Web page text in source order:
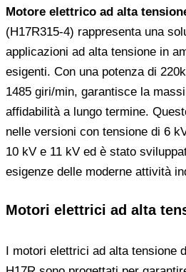
Motore elettrico ad alta
(H17R315-4) rappresenta una
applicazioni ad alta tensione in
esigenti. Con una potenza di
1485 giri/min, garantisce la
affidabilità a lungo termine.
nelle versioni con tensione di 6
10 kV e 11 kV ed è stato
esigenze delle moderne attività
Motori elettrici ad alta
I motori elettrici ad alta tensione